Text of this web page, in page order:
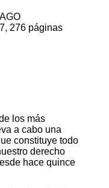
276 páginas
los más
a cabo una
constituye todo
derecho
hace quince